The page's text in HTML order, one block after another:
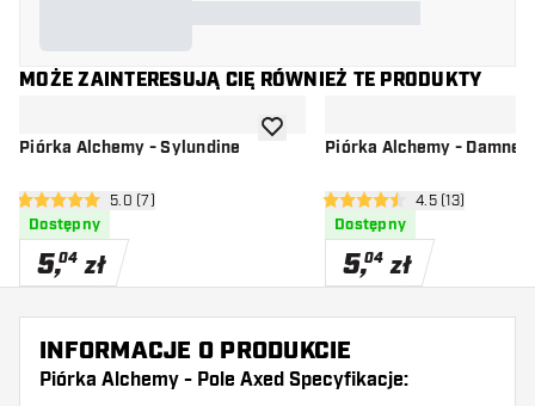
MOŻE ZAINTERESUJĄ CIĘ RÓWNIEŻ TE PRODUKTY
Piórka Alchemy - Sylundine
otwórz panel recenzji
5 gwiazdki oceny5.0 (7)
Dostępny
5,04 zł
dodaj do listy życzeń
Piórka Alchemy - Damned
otwórz panel
4.5 gwiazdki oceny
4.5 (13)
Dostępny
5,04 zł
INFORMACJE O PRODUKCIE
Piórka Alchemy - Pole Axed Specyfikacje: